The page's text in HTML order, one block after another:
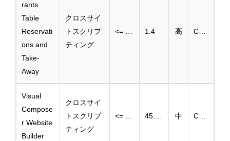
rants
Table
Reservati
ons and
Take-
Away
クロスサイ
トスクリプ
ティング
1.4 高
Visual
Compose
r Website
Builder
クロスサイ
トスクリプ
ティング
中